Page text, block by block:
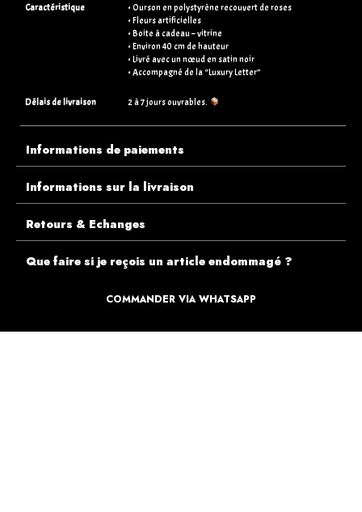
Caractéristique
• Ourson en polystyrène recouvert de roses
• Fleurs artificielles
• Boite à cadeau – vitrine
• Environ 40 cm de hauteur
• Livré avec un nœud en satin noir
• Accompagné de la “Luxury Letter”
Délais de livraison 2 à 7 jours ouvrables.
Informations de paiements
Informations sur la livraison
Retours & Echanges
Que faire si je reçois un article endommagé ?
COMMANDER VIA WHATSAPP